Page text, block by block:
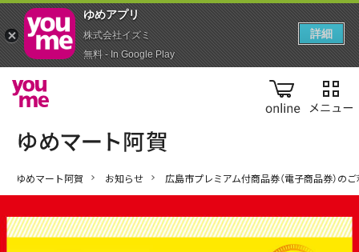
online
ゆめマート阿賀 お知らせ 広島市プレミアム付商品券（電子商品券）の
ゆめアプ‪リ‬
株式会社イズミ
無料 - In Google Play
詳細